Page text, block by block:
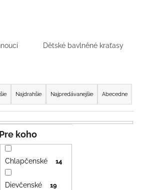
Dětské bavlněné kraťasy
Najdrahšie Najpredávanejšie Abecedne
Pre koho
Chlapčenské 14
Dievčenské 19